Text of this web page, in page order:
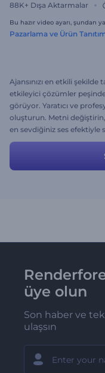
88K+ Dışa Aktarmalar
Bu hazır video ayarı, şundan
Pazarlama ve Ürün
Ajansınızı en etkili
etkileyici çözümler
görüyor. Yaratıcı ve
oluşturun. Metni değiştirin,
en sevdiğiniz ses efektiyle
müşterilere merhaba
üye olun
Son haber ve
ulaşsın